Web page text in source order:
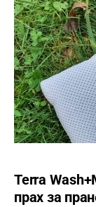
Terra
прах за